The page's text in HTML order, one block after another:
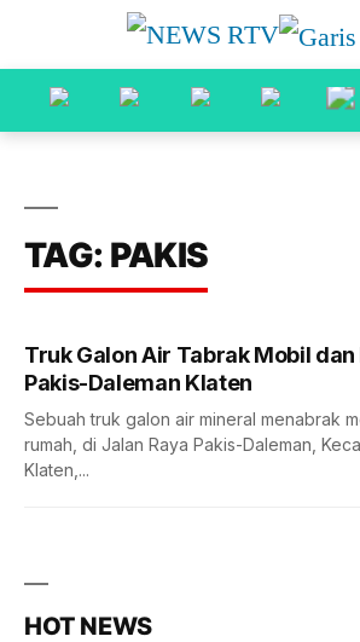
TAG: PAKIS
Truk Galon Air Tabrak Mobil dan
Pakis-Daleman Klaten
Sebuah truk galon air mineral menabrak
rumah, di Jalan Raya Pakis-Daleman,
Klaten,...
HOT NEWS